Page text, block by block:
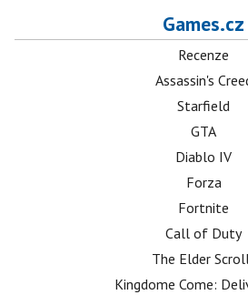
Games.cz
Recenze
Assassin's
Starfield
GTA
Diablo IV
Forza
Fortnite
Call of Duty
The Elder
Kingdome Come: